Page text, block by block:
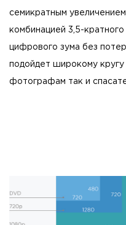
семикратным
комбинацией 3,5-
цифрового зума без
подойдет широкому кругу
фотографам так и